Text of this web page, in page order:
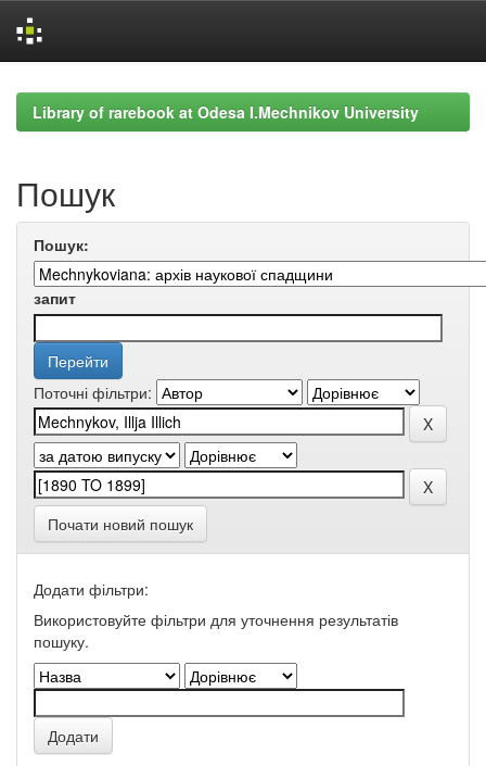
navigationLibrary of rarebook at Odesa I.Mechnikov University
Пошук
Пошук:
запит
Поточні фільтри:
Почати новий пошук
Додати фільтри:
Використовуйте фільтри для уточнення результатів
пошуку.